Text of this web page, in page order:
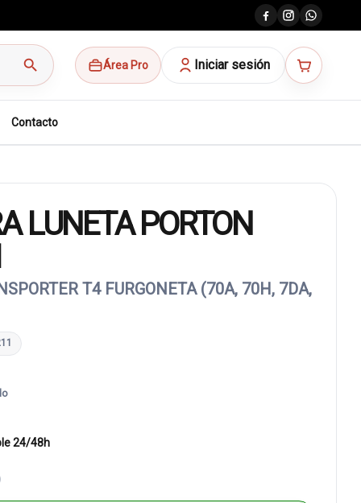
search Área Pro Iniciar sesión
Contacto
LUNETA PORTON
T4 FURGONETA (70A, 70H, 7DA,
24/48h